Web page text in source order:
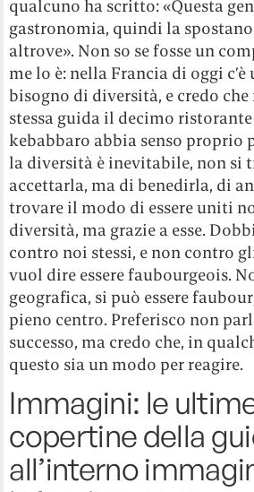
qualcuno ha scritto: «Questa
gastronomia, quindi la
altrove». Non so se fosse un
me lo è: nella Francia di oggi
bisogno di diversità, e credo
stessa guida il decimo
kebabbaro abbia senso proprio
la diversità è inevitabile, non si
accettarla, ma di benedirla, di
trovare il modo di essere uniti
diversità, ma grazie a esse.
contro noi stessi, e non contro
vuol dire essere faubourgeois.
geografica, si può essere
pieno centro. Preferisco non
successo, ma credo che, in
questo sia un modo per reagire.
Immagini: le
copertine della
all’interno